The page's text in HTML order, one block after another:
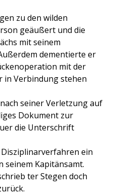
zu den wilden
geäußert und die
mit seinem
dementierte er
mit der
in Verbindung stehen
seiner Verletzung auf
Dokument zur
die Unterschrift
ein
seinem Kapitänsamt.
ter Stegen doch